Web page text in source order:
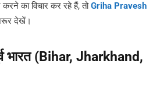
का विचार कर रहे हैं, तोGriha Pravesh
देखें।
भारत (Bihar, Jharkhand,